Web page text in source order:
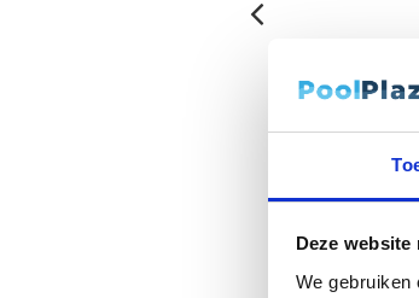
Deze
We gebruiken